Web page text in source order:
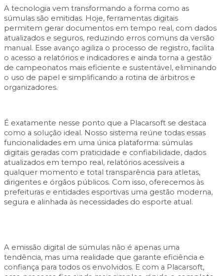
A tecnologia vem transformando a forma como as
súmulas são emitidas. Hoje, ferramentas digitais
permitem gerar documentos em tempo real, com dados
atualizados e seguros, reduzindo erros comuns da versão
manual. Esse avanço agiliza o processo de registro, facilita
o acesso a relatórios e indicadores e ainda torna a gestão
de campeonatos mais eficiente e sustentável, eliminando
o uso de papel e simplificando a rotina de árbitros e
organizadores.
É exatamente nesse ponto que a Placarsoft se destaca
como a solução ideal. Nosso sistema reúne todas essas
funcionalidades em uma única plataforma: súmulas
digitais geradas com praticidade e confiabilidade, dados
atualizados em tempo real, relatórios acessíveis a
qualquer momento e total transparência para atletas,
dirigentes e órgãos públicos. Com isso, oferecemos às
prefeituras e entidades esportivas uma gestão moderna,
segura e alinhada às necessidades do esporte atual.
A emissão digital de súmulas não é apenas uma
tendência, mas uma realidade que garante eficiência e
confiança para todos os envolvidos. E com a Placarsoft,